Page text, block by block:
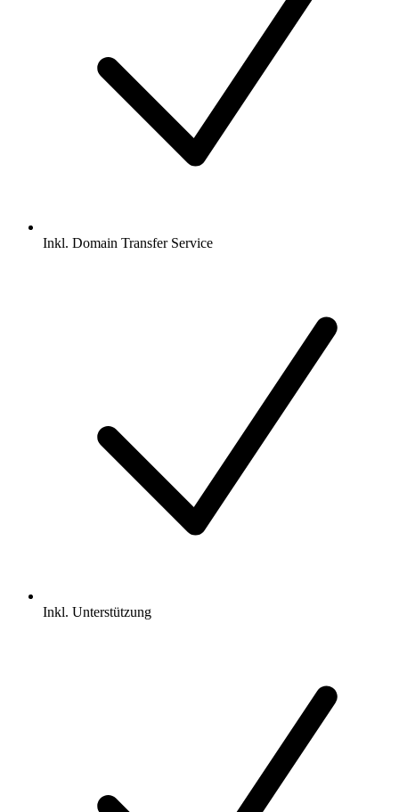
Inkl. Domain Transfer Service
Inkl. Unterstützung